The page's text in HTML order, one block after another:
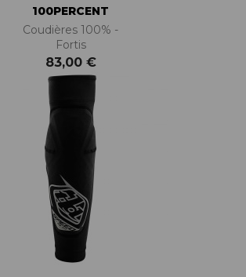
100PERCENT
Coudières 100% -
Fortis
83,00 €